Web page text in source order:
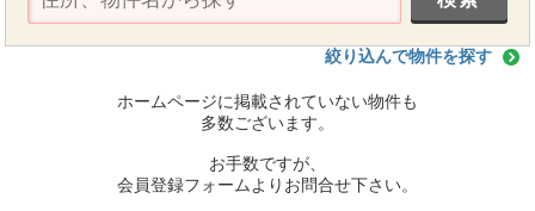
絞り込んで物件を探す
ホームページに掲載されていない物件も
多数ございます。
お手数ですが、
会員登録フォームよりお問合せ下さい。